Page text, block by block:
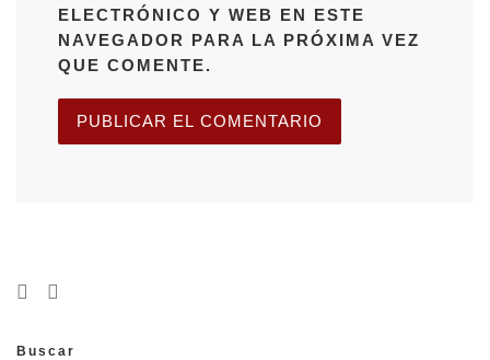
ELECTRÓNICO Y WEB EN ESTE
NAVEGADOR PARA LA PRÓXIMA VEZ
QUE COMENTE.
Buscar